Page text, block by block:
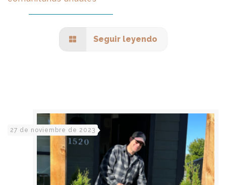
Seguir leyendo
27 de noviembre de 2023